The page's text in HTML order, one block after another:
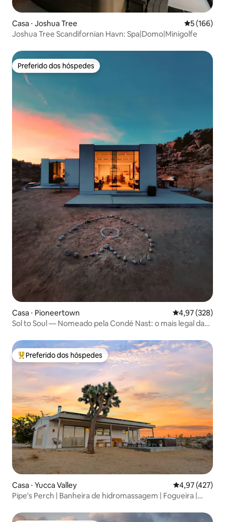
Casa ⋅ Joshua Tree 5 de uma
5 (166)
Joshua Tree Scandifornian Havn: Spa|Domo|Minigolfe
Preferido dos hóspedes
Preferido dos hóspedes
Casa ⋅ Pioneertown 4,97 de uma
4,97 (328)
Sol to Soul — Nomeado pela Condé Nast: o mais legal da
Entre os melhores preferidos dos hóspedes
Preferido dos hóspedes
Casa ⋅ Yucca Valley 4,97 de uma
4,97 (427)
Pipe's Perch | Banheira de hidromassagem | Fogueira |